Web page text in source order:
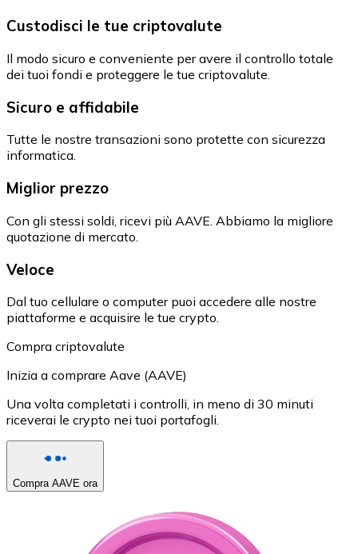
Custodisci le tue criptovalute
Il modo sicuro e conveniente per avere il controllo totale
dei tuoi fondi e proteggere le tue criptovalute.
Sicuro e affidabile
Tutte le nostre transazioni sono protette con sicurezza
informatica.
Miglior prezzo
Con gli stessi soldi, ricevi più AAVE. Abbiamo la migliore
quotazione di mercato.
Veloce
Dal tuo cellulare o computer puoi accedere alle nostre
piattaforme e acquisire le tue crypto.
Compra criptovalute
Inizia a comprare Aave (AAVE)
Una volta completati i controlli, in meno di 30 minuti
riceverai le crypto nei tuoi portafogli.
Compra AAVE ora